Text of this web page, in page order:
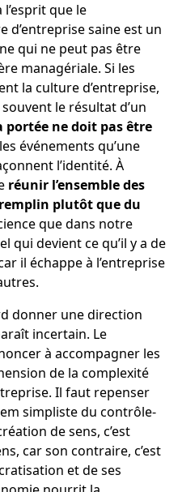
que le
d’entreprise saine est un
qui ne peut pas être
managériale. Si les
la culture d’entreprise,
souvent le résultat d’un
portée ne doit pas être
événements qu’une
l’identité. À
réunir l’ensemble des
plutôt que du
que dans notre
qui devient ce qu’il y a de
il échappe à l’entreprise
donner une direction
incertain. Le
à accompagner les
de la complexité
Il faut repenser
simpliste du contrôle-
de sens, c’est
car son contraire, c’est
et de ses